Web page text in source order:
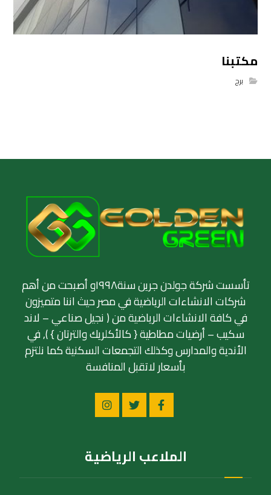
مكتبنا
برج
تأسست شركة جولدن جرين سنة١٩٩٨و أصبحت من أهم
شركات الانشاءات الرياضية في مصر حيث اننا متميزون
في كافة الانشاءات الرياضية من ( نجيل صناعي – لاند
سكيب – أرضيات مطاطية { كالأكلريك والترتان } ), في
الأندية والمدارس وكذلك التجمعات السكنية كما نلتزم
بأسعار لاتقبل المنافسة
الملاعب الرياضية